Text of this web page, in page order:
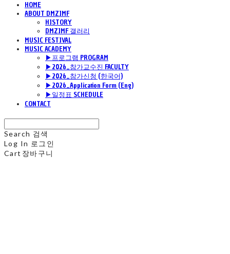
HOME
ABOUT DMZIMF
HISTORY
DMZIMF 갤러리
MUSIC FESTIVAL
MUSIC ACADEMY
▶프로그램 PROGRAM
▶2026_참가교수진 FACULTY
▶2026_참가신청 (한국어)
▶2026_Application Form (Eng)
▶일정표 SCHEDULE
CONTACT
Search 검색
Log In 로그인
Cart 장바구니